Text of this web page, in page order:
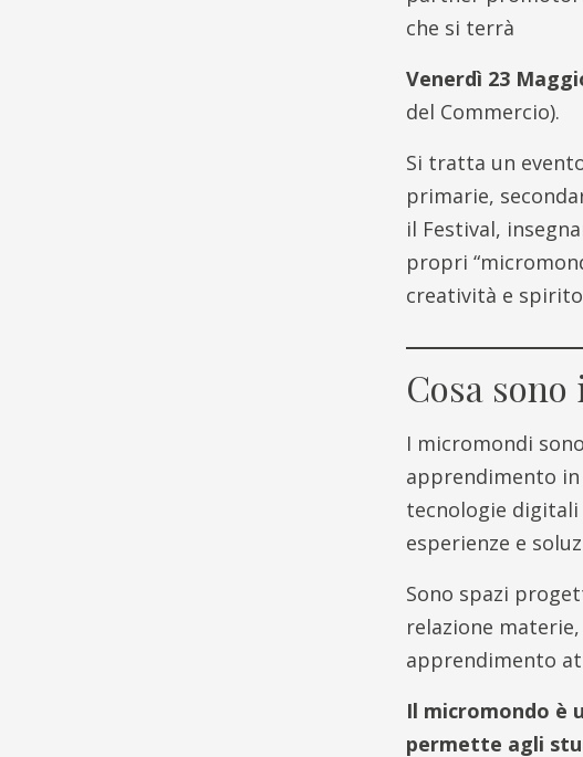
che si terrà
Venerdì 23
del Commercio).
Si tratta un
primarie,
il Festival,
propri
creatività e
Cosa
I micromondi
apprendimento
tecnologie
esperienze e
Sono spazi
relazione
apprendimento
Il micromondo è
permette agli